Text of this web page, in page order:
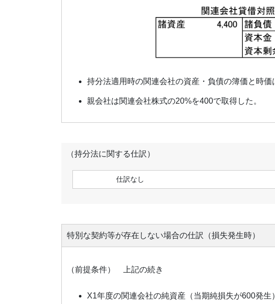
持分法適用時の関連会社の資産・負債の簿価と時価
親会社は関連会社株式の20%を400で取得した。
（持分法に関する仕訳）
仕訳なし
特別な契約等が存在しない場合の仕訳（損失発生時）
（前提条件） 上記の続き
X1年度の関連会社の純資産（当期純損失が600発生